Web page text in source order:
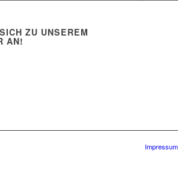
ZU UNSEREM
AN!
Impressum